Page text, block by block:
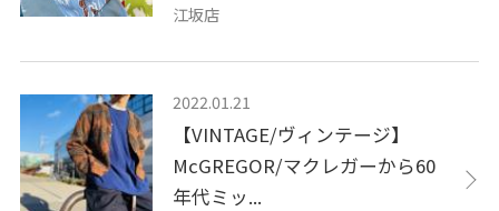
江坂店
2022.01.21
【VINTAGE/ヴィンテージ】
McGREGOR/マクレガーから60
年代ミッ...